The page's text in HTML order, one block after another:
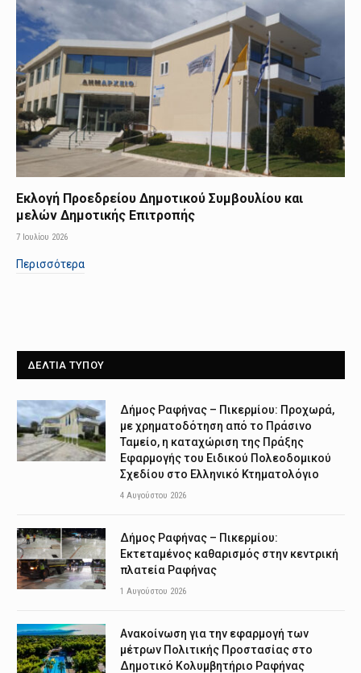
Εκλογή Προεδρείου Δημοτικού Συμβουλίου και
μελών Δημοτικής Επιτροπής
7 Ιουλίου 2026
Περισσότερα
ΔΕΛΤΙΑ ΤΥΠΟΥ
Δήμος Ραφήνας – Πικερμίου: Προχωρά,
με χρηματοδότηση από το Πράσινο
Ταμείο, η καταχώριση της Πράξης
Εφαρμογής του Ειδικού Πολεοδομικού
Σχεδίου στο Ελληνικό Κτηματολόγιο
4 Αυγούστου 2026
Δήμος Ραφήνας – Πικερμίου:
Εκτεταμένος καθαρισμός στην κεντρική
πλατεία Ραφήνας
1 Αυγούστου 2026
Ανακοίνωση για την εφαρμογή των
μέτρων Πολιτικής Προστασίας στο
Δημοτικό Κολυμβητήριο Ραφήνας